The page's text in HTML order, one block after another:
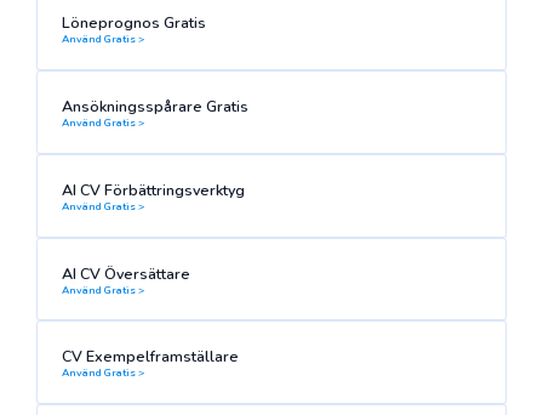
Löneprognos Gratis
Använd Gratis >
Ansökningsspårare Gratis
Använd Gratis >
AI CV Förbättringsverktyg
Använd Gratis >
AI CV Översättare
Använd Gratis >
CV Exempelframställare
Använd Gratis >